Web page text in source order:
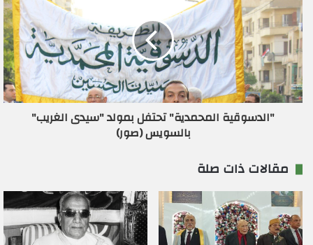
"الدسوقية المحمدية" تحتفل بمولد "سيدى الغريب"
بالسويس (صور)
مقالات ذات صلة